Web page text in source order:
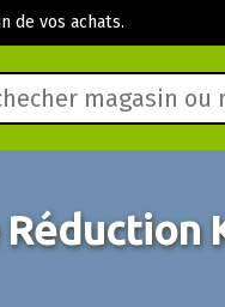
de vos achats.
Réduction